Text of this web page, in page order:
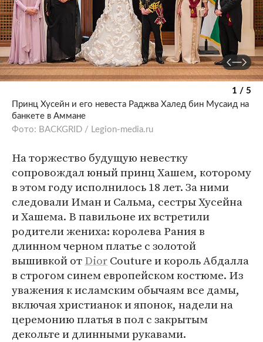
1 / 5
Принц Хусейн и его невеста Раджва Халед бин Мусаид на
банкете в Аммане
Фото: BACKGRID / Legion-media.ru
На торжество будущую невестку
сопровождал юный принц Хашем, которому
в этом году исполнилось 18 лет. За ними
следовали Иман и Сальма, сестры Хусейна
и Хашема. В павильоне их встретили
родители жениха: королева Рания в
длинном черном платье с золотой
вышивкой отDiorCouture и король Абдалла
в строгом синем европейском костюме. Из
уважения к исламским обычаям все дамы,
включая христианок и японок, надели на
церемонию платья в пол с закрытым
декольте и длинными рукавами.